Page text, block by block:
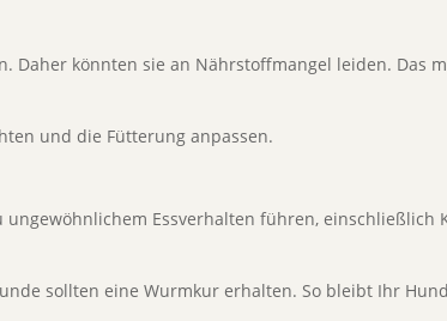
Daher könnten sie an Nährstoffmangel leiden. Das
und die Fütterung anpassen.
Essverhalten führen, einschließlich
sollten eine Wurmkur erhalten. So bleibt Ihr